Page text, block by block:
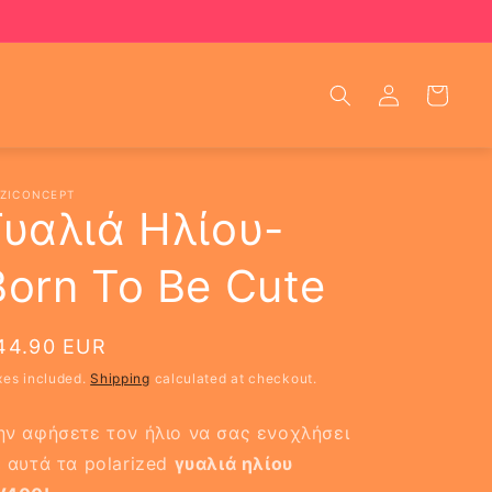
Log
in
Cart
Ηλίου-
To Be Cute
EUR
included.Shipping calculated at checkout.
αφήσετε τον ήλιο να σας ενοχλήσει
αυτά τα polarized γυαλιά ηλίου